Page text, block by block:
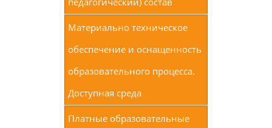
Материально техническое
обеспечение и оснащенность
образовательного процесса.
Доступная среда
Платные образовательные